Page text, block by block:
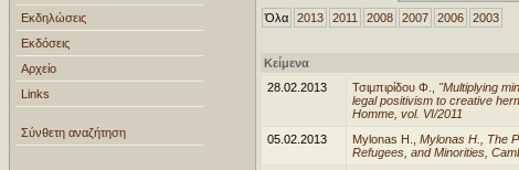
Εκδηλώσεις
Εκδόσεις
Αρχείο
Links
Σύνθετη αναζήτηση
Όλα
2013 2011 2008 2007 2006 2003
Κείμενα
28.02.2013
Τσιμπιρίδου Φ., "Multiplying
legal positivism to creative
Homme, vol. VI/2011
05.02.2013 Mylonas H., Mylonas H., The
Refugees, and Minorities,